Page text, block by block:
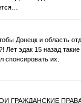
Донецк и область
Лет эдак 15 назад
спонсировать их.
ГРАЖДАНСКИЕ